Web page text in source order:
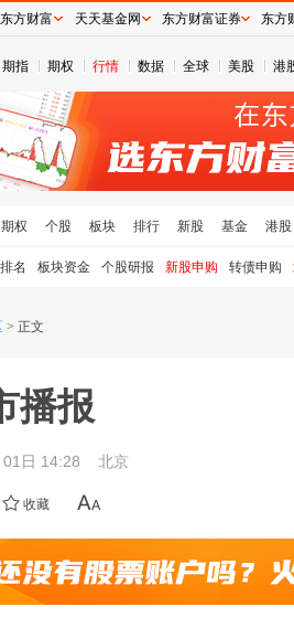
期指 期权 行情 数据 全球 美股 港
期权 个股 板块 排行 新股 基金 港股
名 板块资金 个股研报 新股申购 转债申购
> 正文
播报
日 14:28 北京
收藏
东方财富 天天基金网 东方财富证券 东方